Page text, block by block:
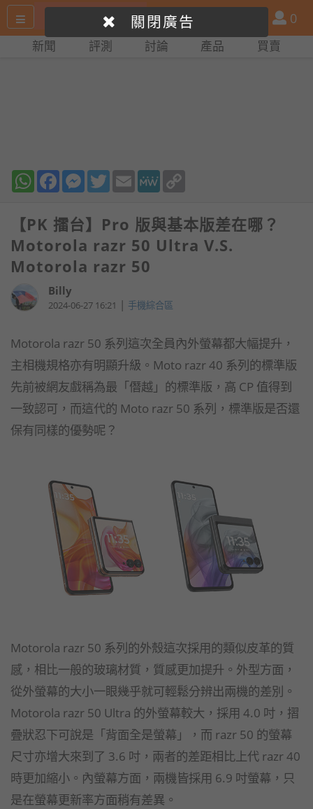
尋
產
品
比
會
員
0
新聞 評測 討論 產品 買賣
WhatsAppFacebookMessenger
TwitterEmail MeWe
【PK 擂台】Pro 版與基本版差在哪？
Motorola razr 50 Ultra V.S.
Motorola razr 50
Billy
2024-06-27 16:21 | 手機綜合區
Motorola razr 50 系列這次全員內外螢幕都大幅提升，
主相機規格亦有明顯升級。Moto razr 40 系列的標準版
先前被網友戲稱為最「僭越」的標準版，高 CP 值得到
一致認可，而這代的 Moto razr 50 系列，標準版是否還
保有同樣的優勢呢？
Motorola razr 50 系列的外殼這次採用的類似皮革的質
感，相比一般的玻璃材質，質感更加提升。外型方面，
從外螢幕的大小一眼幾乎就可輕鬆分辨出兩機的差別。
Motorola razr 50 Ultra 的外螢幕較大，採用 4.0 吋，摺
疊狀忍下可說是「背面全是螢幕」，而 razr 50 的螢幕
尺寸亦增大來到了 3.6 吋，兩者的差距相比上代 razr 40
時更加縮小。內螢幕方面，兩機皆採用 6.9 吋螢幕，只
是在螢幕更新率方面稍有差異。
關閉廣告